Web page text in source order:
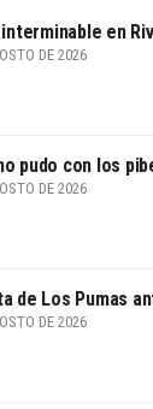
en
DE 2026
pudo con los
DE 2026
de Los Pumas
DE 2026